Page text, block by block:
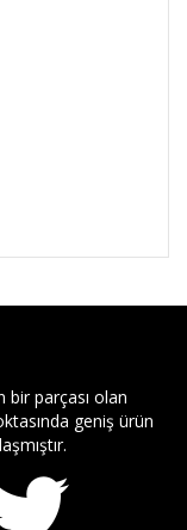
bir parçası olan
geniş ürün